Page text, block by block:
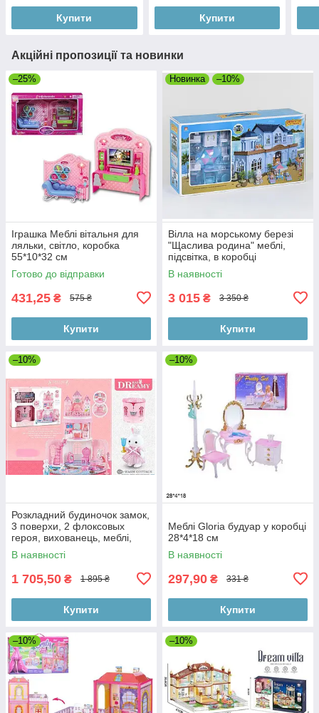
Купити Купити
Акційні пропозиції та новинки
–25%
Іграшка Меблі вітальня для
ляльки, світло, коробка
55*10*32 см
Готово до відправки
431,25 ₴ 575 ₴
Купити
Новинка –10%
Вілла на морському березі
"Щаслива родина" меблі,
підсвітка, в коробці
В наявності
3 015 ₴ 3 350 ₴
Купити
–10%
Розкладний будиночок замок,
3 поверхи, 2 флоксовых
героя, вихованець, меблі,
аксесуари к. 6628
В наявності
1 705,50 ₴ 1 895 ₴
Купити
–10%
Меблі Gloria будуар у коробці
28*4*18 см
В наявності
297,90 ₴ 331 ₴
Купити
–10% –10%